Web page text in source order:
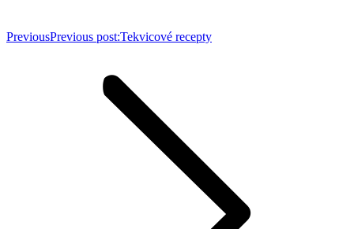
PreviousPrevious post:Tekvicové recepty